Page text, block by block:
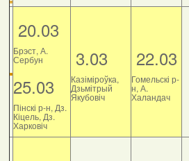
20.03
Брэст, А.
Сербун
25.03
Пінскі р-н, Дз.
Кіцель, Дз.
Харковіч
3.03
Казіміроўка,
Дзьмітрый
Якубовіч
22.03
Гомельскі р-
н, А.
Халандач